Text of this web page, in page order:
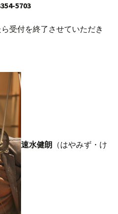
5703
受付を終了させていただき
速水健朗 （はやみず・け